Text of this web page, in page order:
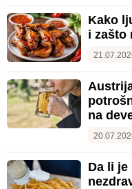
Kako
i zašto
na
Da li